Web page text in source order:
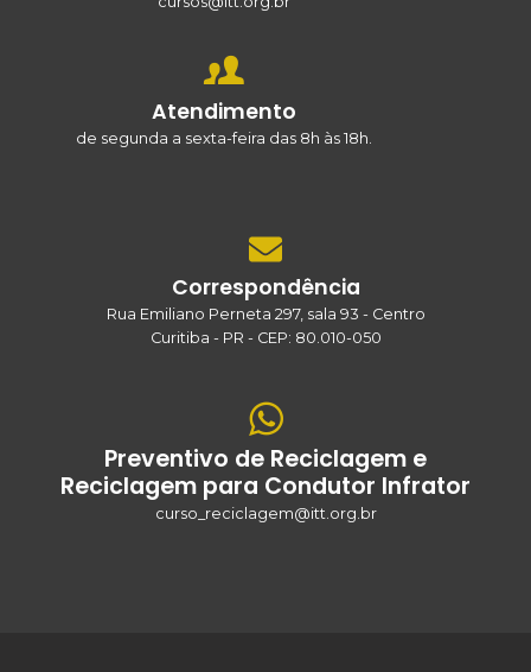
Atendimento
de segunda a sexta-feira das 8h às 18h.
Correspondência
Rua Emiliano Perneta 297, sala 93 - Centro
Curitiba - PR - CEP: 80.010-050
Preventivo de Reciclagem e
Reciclagem para Condutor Infrator
curso_reciclagem@itt.org.br